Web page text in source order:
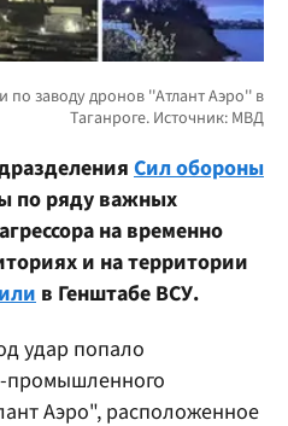
Сил обороны
по ряду важных
на временно
и на территории
в Генштабе ВСУ.
удар попало
промышленного
Аэро", расположенное